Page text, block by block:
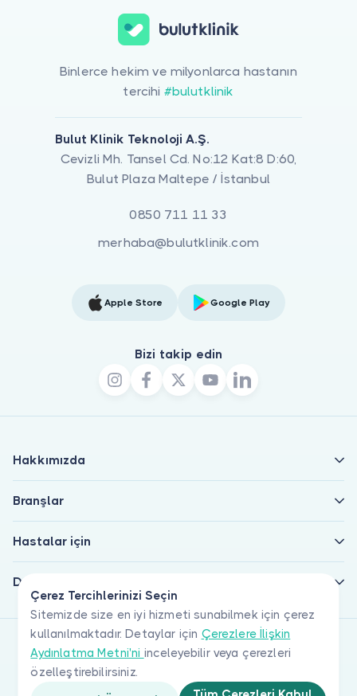
Çerez Tercihlerinizi Seçin
Sitemizde size en iyi hizmeti sunabilmek için çerez
kullanılmaktadır. Detaylar için Çerezlere İlişkin
Aydınlatma Metni'ni inceleyebilir veya çerezleri
özelleştirebilirsiniz.
Binlerce hekim ve milyonlarca hastanın
tercihi #bulutklinik
Bulut Klinik Teknoloji A.Ş.
Cevizli Mh. Tansel Cd. No:12 Kat:8 D:60,
Bulut Plaza Maltepe / İstanbul
0850 711 11 33
merhaba@bulutklinik.com
Apple Store Google Play
Bizi takip edin
Hakkımızda
Branşlar
Hastalar için
Doktorlar için